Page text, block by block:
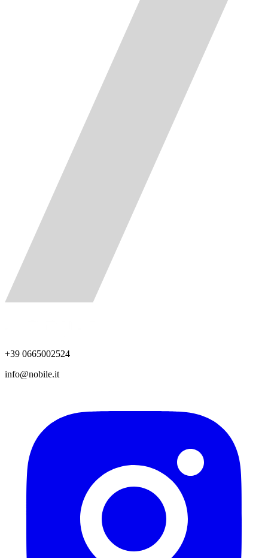
+39 0665002524
info@nobile.it